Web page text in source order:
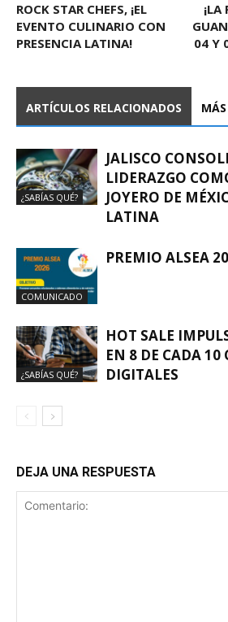
ROCK STAR CHEFS, ¡EL
EVENTO CULINARIO CON
PRESENCIA LATINA!
¡LA
04 Y
ARTÍCULOS RELACIONADOS
¿SABÍAS QUÉ?
JALISCO
LIDERAZGO
JOYERO DE
LATINA
COMUNICADO
PREMIO ALSEA
¿SABÍAS QUÉ?
HOT SALE
EN 8 DE CADA 10
DIGITALES
DEJA UNA RESPUESTA